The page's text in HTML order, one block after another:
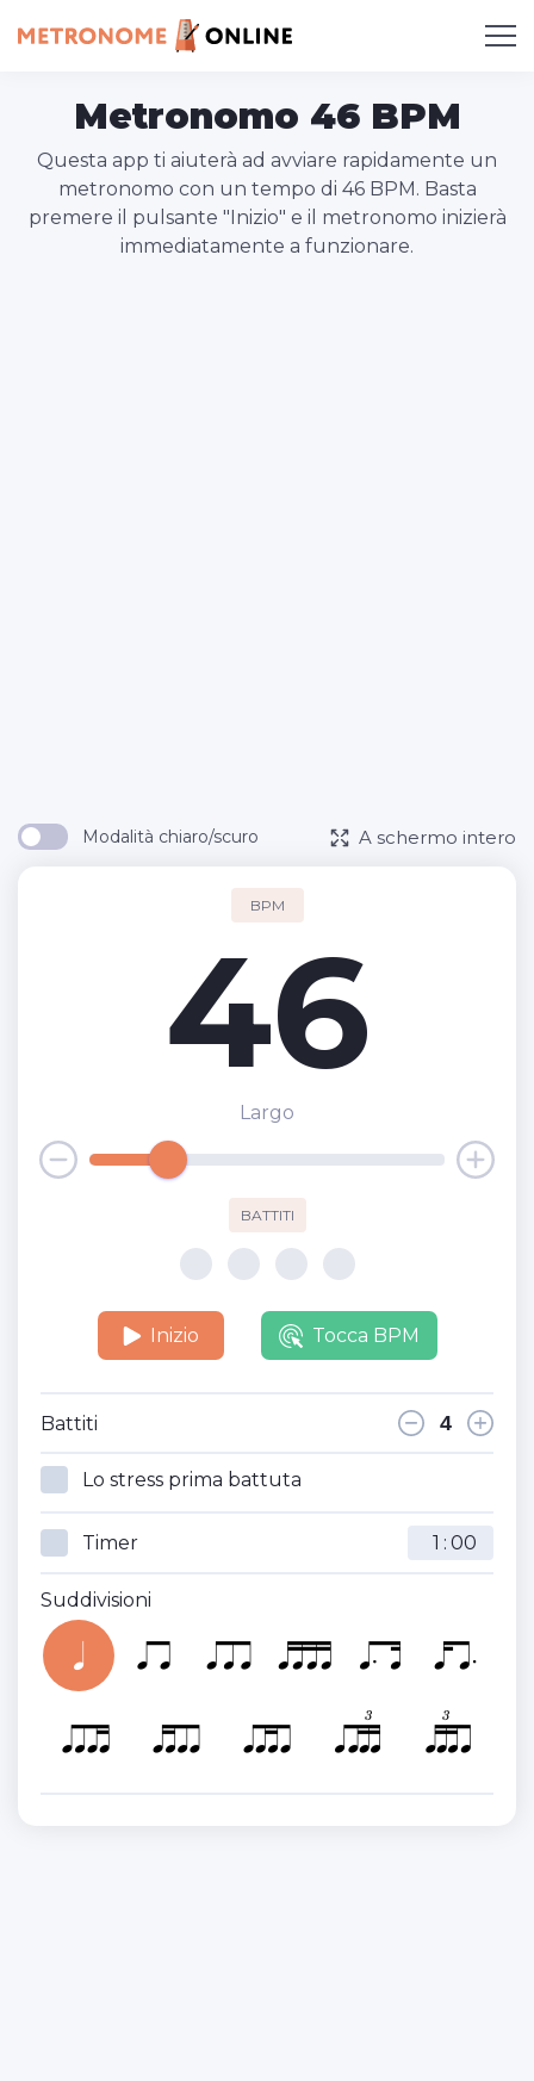
Metronomo 46 BPM
Questa app ti aiuterà ad avviare rapidamente un
metronomo con un tempo di 46 BPM. Basta
premere il pulsante "Inizio" e il metronomo inizierà
immediatamente a funzionare.
Modalità chiaro/scuro A schermo intero
BPM
46
Largo
BATTITI
Inizio Tocca BPM
Battiti
Lo stress prima battuta
Timer :
Suddivisioni